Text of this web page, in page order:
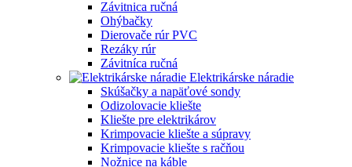
Závitnica ručná
Ohýbačky
Dierovače rúr PVC
Rezáky rúr
Závitníca ručná
Elektrikárske náradie
Skúšačky a napäťové sondy
Odizolovacie kliešte
Kliešte pre elektrikárov
Krimpovacie kliešte a súpravy
Krimpovacie kliešte s račňou
Nožnice na káble